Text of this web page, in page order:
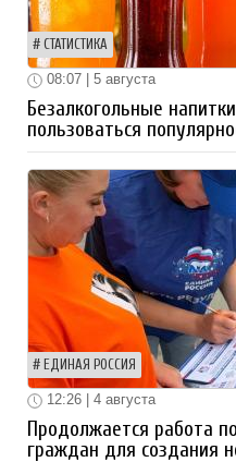
СТАТИСТИКА
08:07 | 5 августа
Безалкогольные
пользоваться
ЕДИНАЯ РОССИЯ
12:26 | 4 августа
Продолжается работа
граждан для создания